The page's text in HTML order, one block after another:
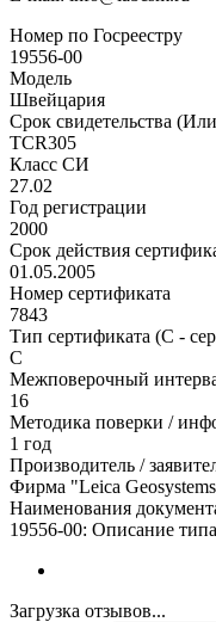
Номер по Госреестру
19556-00
Модель
Швейцария
Срок свидетельства
TCR305
Класс СИ
27.02
Год регистрации
2000
Срок действия
01.05.2005
Номер сертификата
7843
Тип сертификата (C -
С
Межповерочный
16
Методика поверки /
1 год
Производитель /
Фирма "Leica
Наименования
19556-00: Описание
Загрузка отзывов...